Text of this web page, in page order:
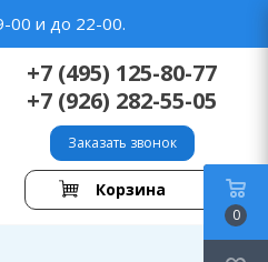
00 и до 22-00.
+7 (495) 125-80-77
+7 (926) 282-55-05
Заказать звонок
Корзина
0